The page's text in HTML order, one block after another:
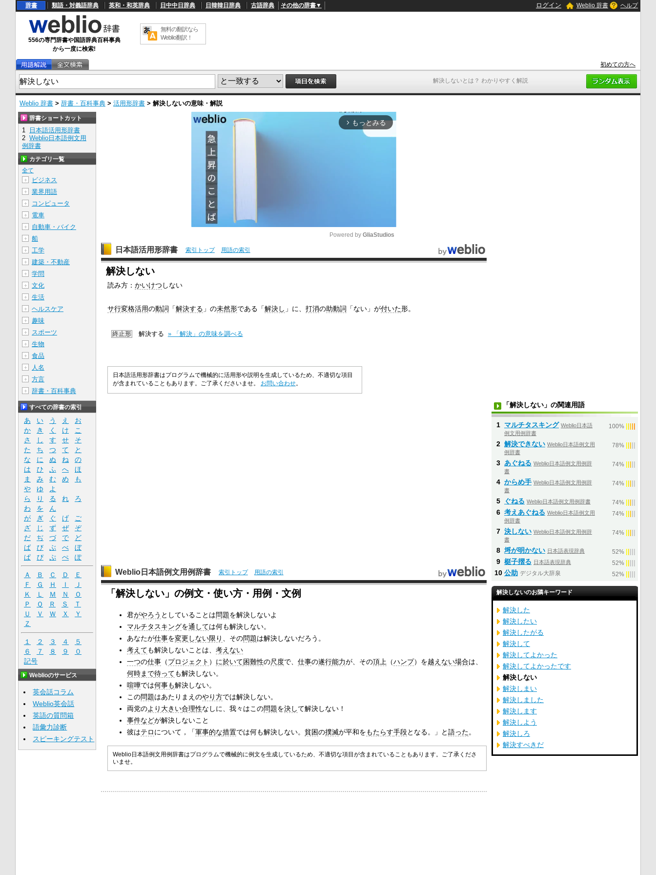
解決しないとは？ わかりやすく解説
辞書 類語・対義語辞典 英和・和英辞典 日中中日辞典 日韓韓日辞典 古語辞典 その他の辞書▼ ログイン Weblio 辞書 ヘルプ
556の専門辞書や国語辞典百科事典
から一度に検索!
無料の翻訳なら
Weblio翻訳！
初めての方へ
Weblio 辞書 > 辞書・百科事典 > 活用形辞書 > 解決しないの意味・解説
arrow_forward_ios もっとみる
M
Powered by GliaStudios
日本語活用形辞書 索引トップ 用語の索引
解決しない
読み方： かいけつ しない
サ行変格活用の動詞 「解決する 」の未然形である「解決し 」に、 打消の助動詞 「ない」が付いた形。
終止形 解決する » 「解決」の意味を調べる
日本語活用形辞書はプログラムで機械的に活用形や説明を生成しているため、不適切な項目
が含まれていることもあります。ご了承くださいませ。 お問い合わせ。
Weblio日本語例文用例辞書 索引トップ 用語の索引
「解決しない」の例文・使い方・用例・文例
君がやろう としていることは問題を解決しないよ
マルチタスキングを通しては何も解決しない。
あなたが仕事を変更しない限り 、その問題は解決しないだろう。
考えても解決しないことは、 考えない
一つの仕事（プロジェクト ） に於いて困難性の尺度で、 仕事の遂行能力が、その頂上 （ハンプ）を越えない場合は、
何時まで待っても解決しない。
喧嘩では何事も解決しない。
この問題はあたりまえのやり方では解決しない。
両党のより大きい合理性なしに、我々はこの問題を決して解決しない！
事件などが解決しないこと
彼はテロについて，「軍事的な措置では何も解決しない。 貧困の撲滅が平和をもたらす手段となる。」と語った。
Weblio日本語例文用例辞書はプログラムで機械的に例文を生成しているため、不適切な項目が含まれていることもあります。ご了承くださ
いませ。
辞書ショートカット
1
日本語活用形辞書
2 Weblio日本語例文用
例辞書
カテゴリ一覧
全て
＋
ビジネス
＋ 業界用語
＋ コンピュータ
＋ 電車
＋ 自動車・バイク
＋ 船
＋ 工学
＋ 建築・不動産
＋ 学問
＋ 文化
＋ 生活
＋ ヘルスケア
＋ 趣味
＋ スポーツ
＋ 生物
＋ 食品
＋ 人名
＋ 方言
＋ 辞書・百科事典
すべての辞書の索引
あ い う え
お
か
き く け
こ
さ
し す せ
そ
た
ち つ て
と
な
に ぬ ね
の
は
ひ ふ へ
ほ
ま
み む め
も
や
ゆ
よ
ら
り る れ
ろ
わ
を
ん
が
ぎ ぐ げ
ご
ざ
じ ず ぜ
ぞ
だ
ぢ づ で
ど
ば
び ぶ べ
ぼ
ぱ
ぴ ぷ ぺ ぽ
Ａ Ｂ Ｃ Ｄ
Ｅ
Ｆ
Ｇ Ｈ Ｉ
Ｊ
Ｋ
Ｌ Ｍ Ｎ
Ｏ
Ｐ
Ｑ Ｒ Ｓ
Ｔ
Ｕ
Ｖ Ｗ Ｘ
Ｙ
Ｚ
１ ２ ３ ４
５
６
７ ８ ９
０
記号
Weblioのサービス
英会話コラム
Weblio英会話
英語の質問箱
語彙力診断
スピーキングテスト
「解決しない」の関連用語
1 マルチタスキング Weblio日本語
例文用例辞書
100%
2 解決できない Weblio日本語例文用
例辞書
78%
3 あぐねる Weblio日本語例文用例辞
書
74%
4 からめ手 Weblio日本語例文用例辞
書
74%
5 ぐねる Weblio日本語例文用例辞書 74%
6 考えあぐねる Weblio日本語例文用
例辞書
74%
7 決しない Weblio日本語例文用例辞
書
74%
8 埒が明かない 日本語表現辞典 52%
9 梃子摺る 日本語表現辞典 52%
10 公助 デジタル大辞泉 52%
解決しないのお隣キーワード
解決した
解決したい
解決したがる
解決して
解決してよかった
解決してよかったです
解決しない
解決しまい
解決しました
解決します
解決しよう
解決しろ
解決すべきだ